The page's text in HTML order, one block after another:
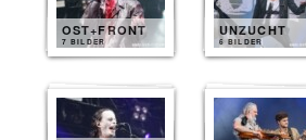
OST+FRONT
7 BILDER
UNZUCHT
6 BILDER